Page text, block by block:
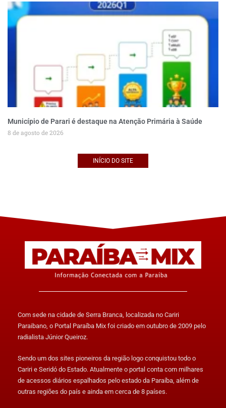
Município de Parari é destaque na Atenção Primária à Saúde
8 de agosto de 2026
INÍCIO DO SITE
Com sede na cidade de Serra Branca, localizada no Cariri
Paraibano, o Portal Paraíba Mix foi criado em outubro de 2009 pelo
radialista Júnior Queiroz.
Sendo um dos sites pioneiros da região logo conquistou todo o
Cariri e Seridó do Estado. Atualmente o portal conta com milhares
de acessos diários espalhados pelo estado da Paraíba, além de
outras regiões do país e ainda em cerca de 8 países.